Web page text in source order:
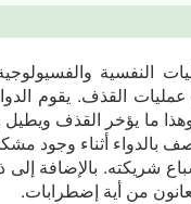
النفسية
القذف. يقوم
ويستمر تأثيره 3-4 ساعات. يُوصف
شريكته. بالإضافة
من أية إضطرابات.